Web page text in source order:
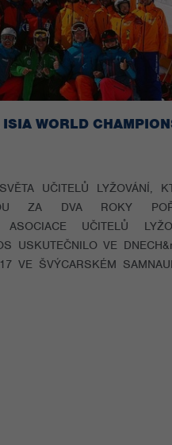
UČITELŮ LYŽOVÁNÍ,
ZA DVA ROKY
ASOCIACE UČITELŮ
USKUTEČNILO VE
VE ŠVÝCARSKÉM